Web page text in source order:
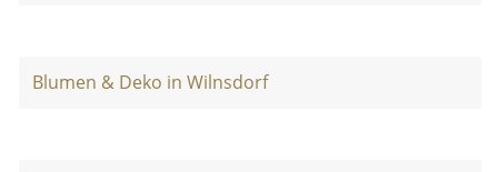
Blumen & Deko in Wilnsdorf